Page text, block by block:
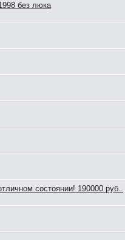
без люка
состоянии! 190000 руб..